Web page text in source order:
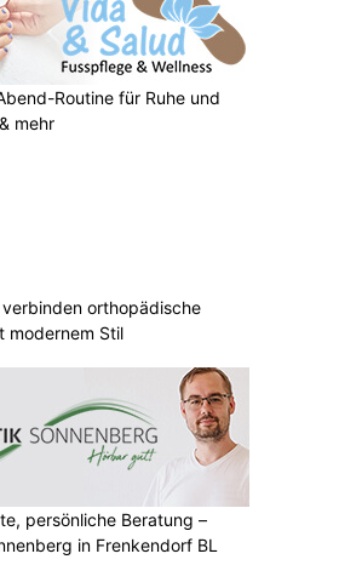
Routine für Ruhe und
mehr
verbinden orthopädische
modernem Stil
persönliche Beratung –
in Frenkendorf BL